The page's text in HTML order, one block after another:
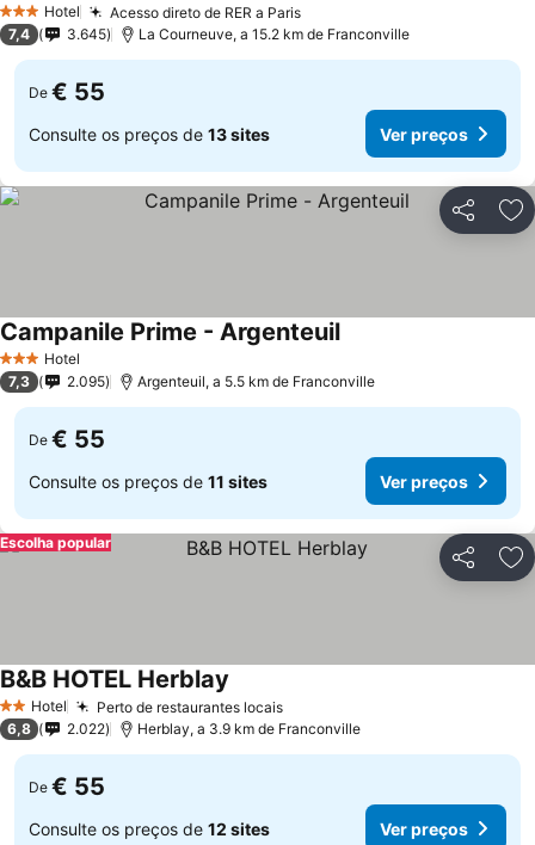
3 EstrelasHotel Acesso direto de RER a ParisVer preços
7,4 3.645 La Courneuve, a 15.2 km de Franconville
De € 55
Consulte os preços de 13 sites Ver preços
Partilhar
3 EstrelasHotel
Campanile Prime - ArgenteuilVer preços
7,3 2.095 Argenteuil, a 5.5 km de Franconville
De € 55
Consulte os preços de 11 sites Ver preços
Partilhar
Escolha popular
2 Estrelas
Hotel Perto de restaurantes locaisVer preços
B&B HOTEL Herblay
6,8 2.022 Herblay, a 3.9 km de Franconville
De € 55
Consulte os preços de 12 sites Ver preços